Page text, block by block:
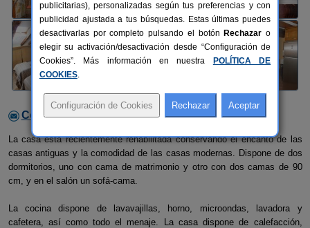
Contactar con el alojamiento
La casa está recientemente rehabilitada conservando el encanto de las
casas antiguas y la comodidad de las casas modernas. Dispone de dos
dormitorios, uno con cama de matrimonio y otro con dos camas de 90
cm, y en el salón un sofá-cama.
La cocina dispone de lavavajillas, horno, microondas, lavadora y
cafetera, así como todo el menaje. La casa dispone de calefacción,
publicitarias), personalizadas según tus preferencias y con
publicidad ajustada a tus búsquedas. Estas últimas puedes
desactivarlas por completo pulsando el botón Rechazar o
elegir su activación/desactivación desde “Configuración de
Cookies”. Más información en nuestra
POLÍTICA DE
COOKIES.